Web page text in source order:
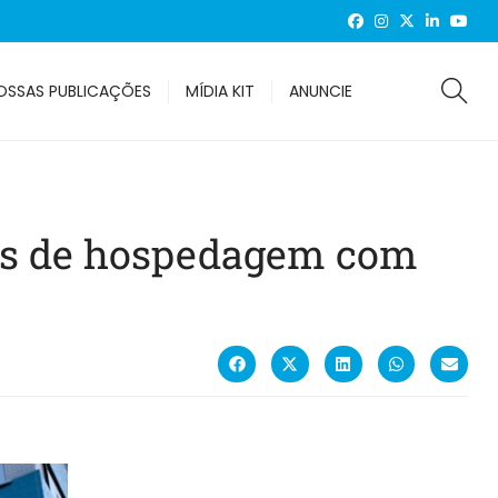
PUBLICAÇÕES MÍDIA KIT ANUNCIE
de hospedagem com